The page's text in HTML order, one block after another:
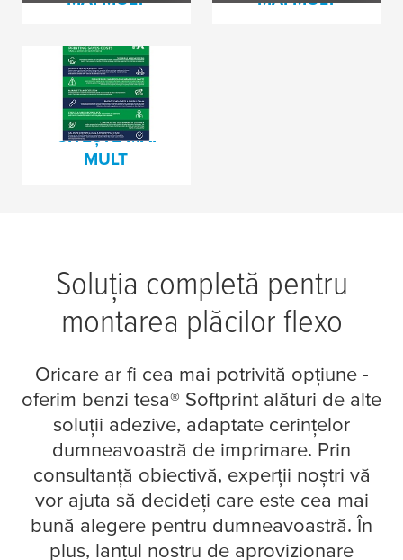
Imprimare
flexografică mai
sustenabilă
CITEȘTE MAI
MULT
Soluția completă pentru
montarea plăcilor flexo
Oricare ar fi cea mai potrivită opțiune -
oferim benzi tesa® Softprint alături de alte
soluții adezive, adaptate cerințelor
dumneavoastră de imprimare. Prin
consultanță obiectivă, experții noștri vă
vor ajuta să decideți care este cea mai
bună alegere pentru dumneavoastră. În
plus, lanțul nostru de aprovizionare